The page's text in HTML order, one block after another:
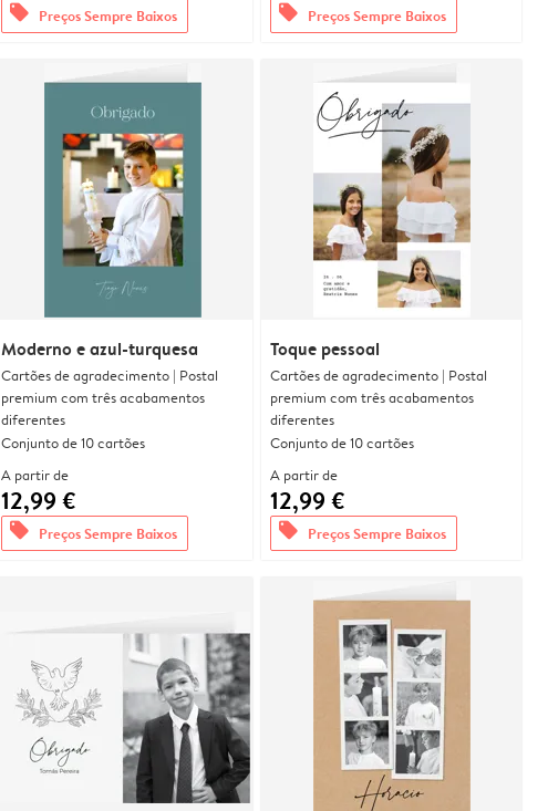
offers Preços Sempre Baixos offers Preços Sempre Baixos
Moderno e azul-turquesa
Cartões de agradecimento | Postal
premium com três acabamentos
diferentes
Conjunto de 10 cartões
A partir de
12,99 €
offers Preços Sempre Baixos
Toque pessoal
Cartões de agradecimento | Postal
premium com três acabamentos
diferentes
Conjunto de 10 cartões
A partir de
12,99 €
offers Preços Sempre Baixos